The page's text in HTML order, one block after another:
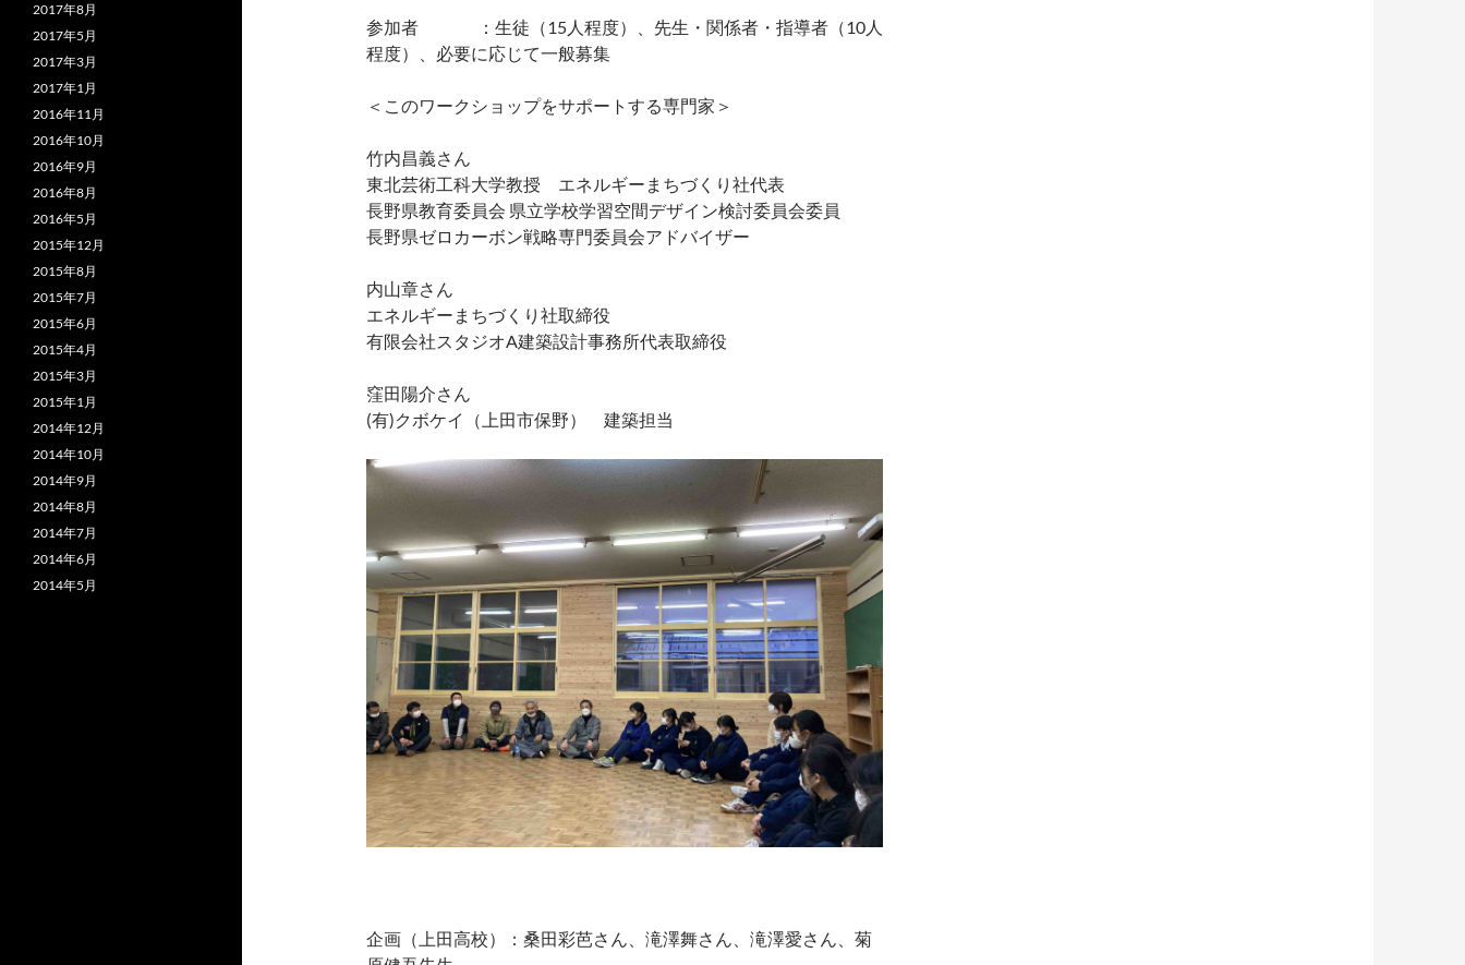
参加者 ：生徒（15人程度）、先生・関係者・指導者（10人
程度）、必要に応じて一般募集
＜このワークショップをサポートする専門家＞
竹内昌義さん
東北芸術工科大学教授 エネルギーまちづくり社代表
長野県教育委員会 県立学校学習空間デザイン検討委員会委員
長野県ゼロカーボン戦略専門委員会アドバイザー
内山章さん
エネルギーまちづくり社取締役
有限会社スタジオA建築設計事務所代表取締役
窪田陽介さん
(有)クボケイ（上田市保野） 建築担当
企画（上田高校）：桑田彩芭さん、滝澤舞さん、滝澤愛さん、菊
2017年8月
2017年5月
2017年3月
2017年1月
2016年11月
2016年10月
2016年9月
2016年8月
2016年5月
2015年12月
2015年8月
2015年7月
2015年6月
2015年4月
2015年3月
2015年1月
2014年12月
2014年10月
2014年9月
2014年8月
2014年7月
2014年6月
2014年5月